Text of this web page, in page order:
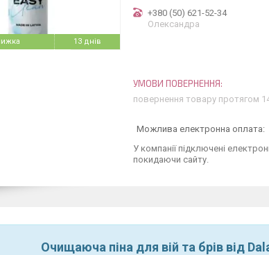
13 днів
+380 (50) 621-52-34
Олександра
повернення товару протягом
У компанії підключені
покидаючи сайту.
Очищаюча піна для вій та брів від